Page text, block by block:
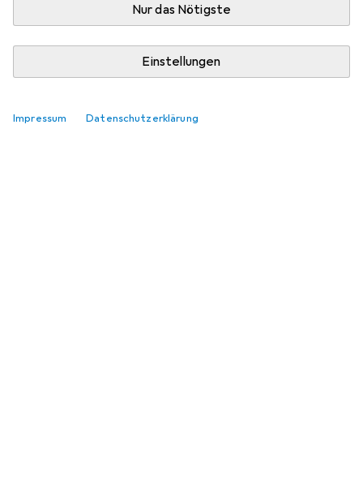
Nur das Nötigste
Einstellungen
Impressum Datenschutzerklärung
Top bewertete Klebehaken +